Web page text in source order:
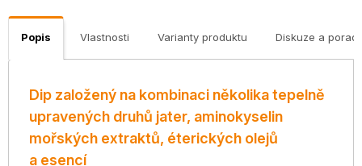
Popis Vlastnosti Varianty produktu Diskuze a
Dip založený na kombinaci několika tepelně
upravených druhů jater, aminokyselin
mořských extraktů, éterických olejů
a esencí